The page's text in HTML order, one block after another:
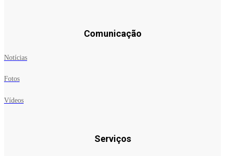
Comunicação
Notícias
Fotos
Vídeos
Serviços